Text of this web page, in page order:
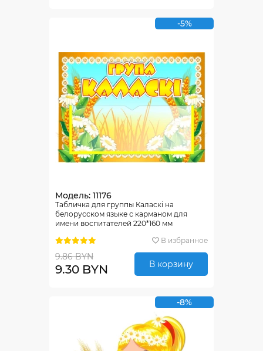
-5%
Модель: 11176
Табличка для группы Каласкi на
белорусском языке с карманом для
имени воспитателей 220*160 мм
В избранное
9.86 BYN
9.30 BYN В корзину
-8%